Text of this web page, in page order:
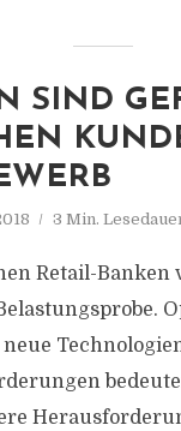
SIND
3 Min.
Retail-Banken
neue